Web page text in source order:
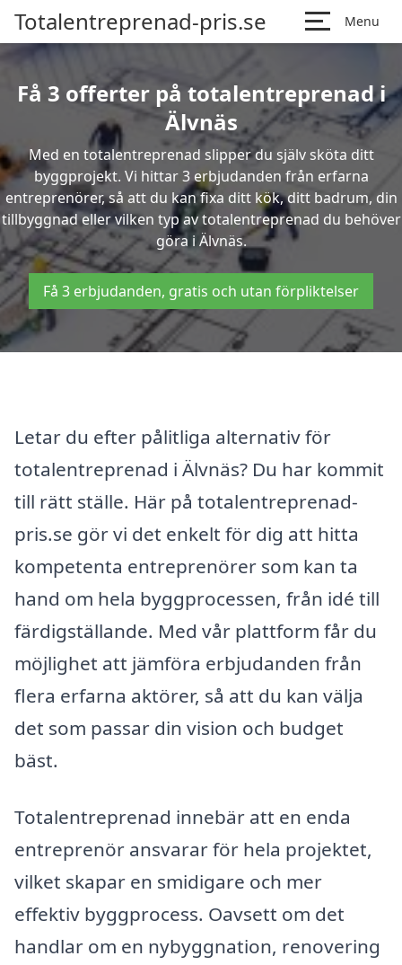
Totalentreprenad-pris.se Menu
Få 3 offerter på totalentreprenad i
Älvnäs
Med en totalentreprenad slipper du själv sköta ditt
byggprojekt. Vi hittar 3 erbjudanden från erfarna
entreprenörer, så att du kan fixa ditt kök, ditt badrum, din
tillbyggnad eller vilken typ av totalentreprenad du behöver
göra i Älvnäs.
Få 3 erbjudanden, gratis och utan förpliktelser
Letar du efter pålitliga alternativ för
totalentreprenad i Älvnäs? Du har kommit
till rätt ställe. Här på totalentreprenad-
pris.se gör vi det enkelt för dig att hitta
kompetenta entreprenörer som kan ta
hand om hela byggprocessen, från idé till
färdigställande. Med vår plattform får du
möjlighet att jämföra erbjudanden från
flera erfarna aktörer, så att du kan välja
det som passar din vision och budget
bäst.
Totalentreprenad innebär att en enda
entreprenör ansvarar för hela projektet,
vilket skapar en smidigare och mer
effektiv byggprocess. Oavsett om det
handlar om en nybyggnation, renovering